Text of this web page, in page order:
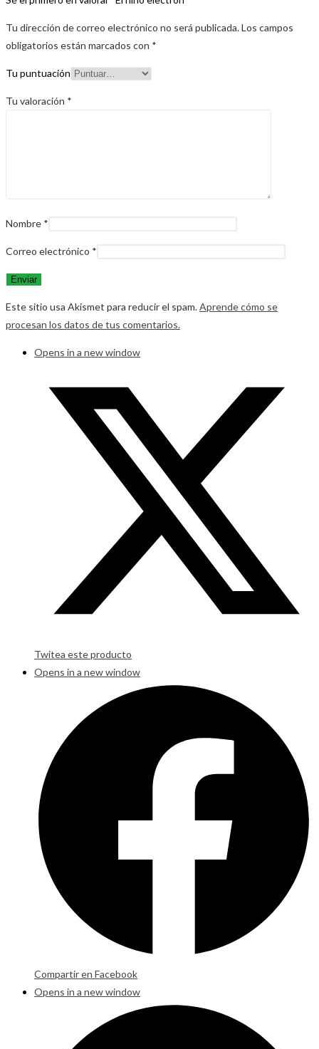
Tu dirección de correo electrónico no será publicada.Los campos
obligatorios están marcados con *
Tu puntuación
Tu valoración *
Nombre *
Correo electrónico *
Este sitio usa Akismet para reducir el spam.Aprende cómo se
procesan los datos de tus comentarios.
Opens in a new window
Twitea este producto
Opens in a new window
Compartir en Facebook
Opens in a new window